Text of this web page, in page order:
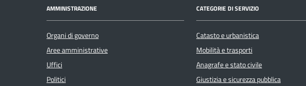
AMMINISTRAZIONE
Organi di governo
Aree amministrative
Uffici
Politici
CATEGORIE DI SERVIZIO
Catasto e urbanistica
Mobilità e trasporti
Anagrafe e stato civile
Giustizia e sicurezza pubblica